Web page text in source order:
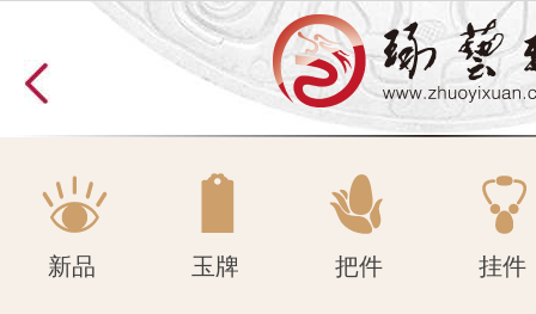
原石 南红 轻奢 名作
新品 玉牌 把件 挂件